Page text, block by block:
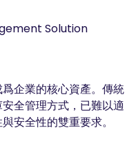
Solution
企業的核心資產。傳統
全管理方式，已難以適
安全性的雙重要求。